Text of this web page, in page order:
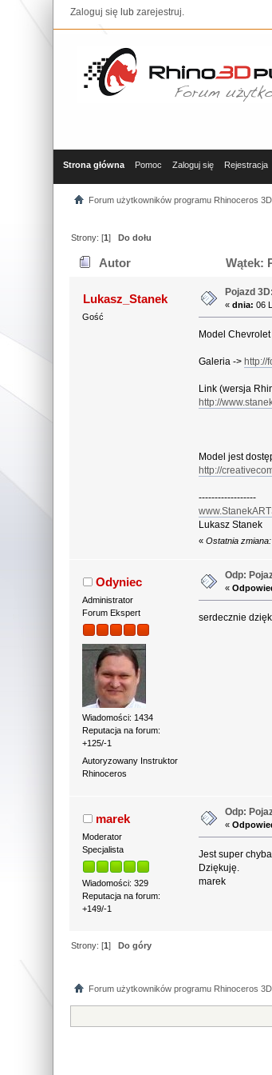
Zaloguj się lubzarejestruj.
Strona główna Pomoc Zaloguj się Rejestracja
Forum użytkowników programu Rhinoceros 3D
Strony: [1]Do dołu
Autor Wątek:
Lukasz_Stanek
Gość
Pojazd
« dnia: 06
Model
Galeria ->http://
Link (wersja
http://
Model jest
http://
------------------
Lukasz Stanek
«Ostatnia
Odyniec
Administrator
Forum Ekspert
Wiadomości: 1434
Reputacja na forum:
+125/-1
Autoryzowany Instruktor
Rhinoceros
Odp:
«
serdecznie
marek
Moderator
Specjalista
Wiadomości: 329
Reputacja na forum:
+149/-1
Odp:
«
Jest super
Dziękuję.
marek
Strony: [1]
Do góry
Forum użytkowników programu Rhinoceros 3D